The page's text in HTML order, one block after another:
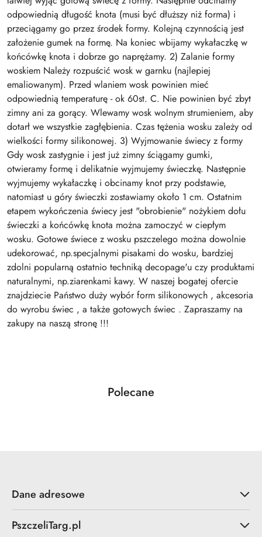
odpowiednią długość knota (musi być dłuższy niż forma) i
przeciągamy go przez środek formy. Kolejną czynnością jest
założenie gumek na formę. Na koniec wbijamy wykałaczkę w
końcówkę knota i dobrze go naprężamy. 2) Zalanie formy
woskiem Należy rozpuścić wosk w garnku (najlepiej
emaliowanym). Przed wlaniem wosk powinien mieć
odpowiednią temperaturę - ok 60st. C. Nie powinien być zbyt
zimny ani za gorący. Wlewamy wosk wolnym strumieniem, aby
dotarł we wszystkie zagłębienia. Czas tężenia wosku zależy od
wielkości formy silikonowej. 3) Wyjmowanie świecy z formy
Gdy wosk zastygnie i jest już zimny ściągamy gumki,
otwieramy formę i delikatnie wyjmujemy świeczkę. Następnie
wyjmujemy wykałaczkę i obcinamy knot przy podstawie,
natomiast u góry świeczki zostawiamy około 1 cm. Ostatnim
etapem wykończenia świecy jest "obrobienie" nożykiem dołu
świeczki a końcówkę knota można zamoczyć w ciepłym
wosku. Gotowe świece z wosku pszczelego można dowolnie
udekorować, np.specjalnymi pisakami do wosku, bardziej
zdolni popularną ostatnio techniką decopage'u czy produktami
naturalnymi, np.ziarenkami kawy. W naszej bogatej ofercie
znajdziecie Państwo duży wybór form silikonowych , akcesoria
do wyrobu świec , a także gotowych świec . Zapraszamy na
zakupy na naszą stronę !!!
Pomiń karuzelę produktów
Produkty
Polecane
Dane adresowe
PszczeliTarg.pl